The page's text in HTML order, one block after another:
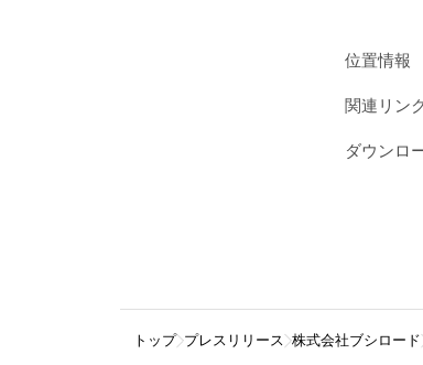
位置情報
関連リン
ダウンロ
トップ プレスリリース 株式会社ブシロード